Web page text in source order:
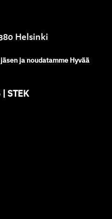
Helsinki
ja noudatamme Hyvää
STEK